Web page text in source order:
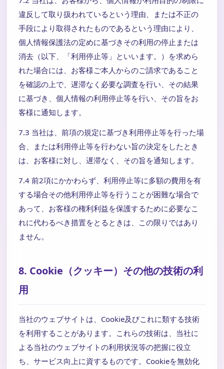
違反して取り扱われているという理由、または不正の
手段により取得されたものであるという理由により、
個人情報保護法の定めに基づきその利用の停止または
消去（以下、「利用停止等」といいます。）を求めら
れた場合には、お客様ご本人からのご請求であること
を確認の上で、遅滞なく必要な調査を行い、その結果
に基づき、個人情報の利用停止等を行い、その旨をお
客様に通知します。
7.3 当社は、前項の規定に基づき利用停止等を行った場
合、または利用停止等を行わない旨の決定をしたとき
は、お客様に対し、遅滞なく、その旨を通知します。
7.4 前2項にかかわらず、利用停止等に多額の費用を有
する場合その他利用停止等を行うことが困難な場合で
あって、お客様の権利利益を保護するために必要なこ
れに代わるべき措置をとるときは、この限りではあり
ません。
8. Cookie（クッキー）その他の技術の利
用
当社のウェブサイトは、Cookie及びこれに類する技術
を利用することがあります。これらの技術は、当社に
よる当社のウェブサイトの利用状況等の把握に役立
ち、サービス向上に資するものです。Cookieを無効化